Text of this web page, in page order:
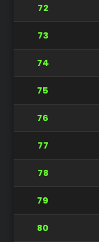
72
73
74
75
76
77
78
79
80